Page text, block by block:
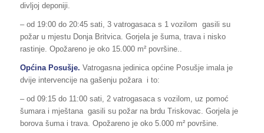
divljoj deponiji.
– od 19:00 do 20:45 sati, 3 vatrogasaca s 1 vozilom gasili su
požar u mjestu Donja Britvica. Gorjela je šuma, trava i nisko
rastinje. Opožareno je oko 15.000 m² površine..
Općina Posušje. Vatrogasna jedinica općine Posušje imala je
dvije intervencije na gašenju požara i to:
– od 09:15 do 11:00 sati, 2 vatrogasaca s vozilom, uz pomoć
šumara i mještana gasili su požar na brdu Triskovac. Gorjela je
borova šuma i trava. Opožareno je oko 5.000 m² površine.